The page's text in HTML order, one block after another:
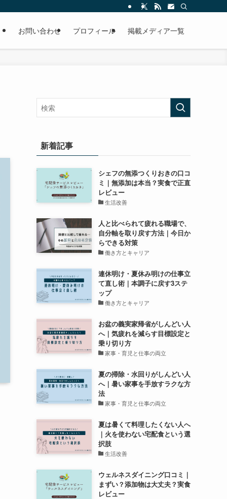
お問い合わせ プロフィール 掲載メディア一覧
新着記事
シェフの無添つくりおきの口コ
ミ｜無添加は本当？実食で正直
レビュー
生活改善
人と比べられて疲れる職場で、
自分軸を取り戻す方法｜今日か
らできる対策
働き方とキャリア
連休明け・夏休み明けの仕事立
て直し術｜本調子に戻す3ステ
ップ
働き方とキャリア
お盆の義実家帰省がしんどい人
へ｜気疲れを減らす目標設定と
乗り切り方
家事・育児と仕事の両立
夏の掃除・水回りがしんどい人
へ｜暑い家事を手放すラクな方
法
家事・育児と仕事の両立
夏は暑くて料理したくない人へ
｜火を使わない宅配食という選
択肢
生活改善
ウェルネスダイニング口コミ｜
まずい？添加物は大丈夫？実食
レビュー